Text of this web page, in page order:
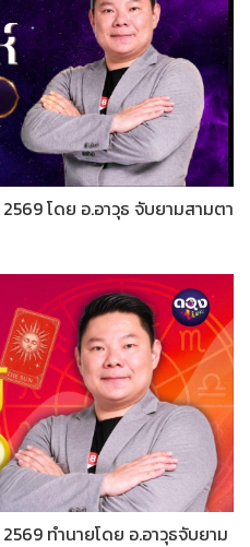
โดย อ.อาวุธ จับยามสามตา
ทำนายโดย อ.อาวุธจับยาม